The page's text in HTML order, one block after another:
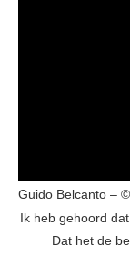
Guido Belcanto –
Ik heb gehoord
Dat het de